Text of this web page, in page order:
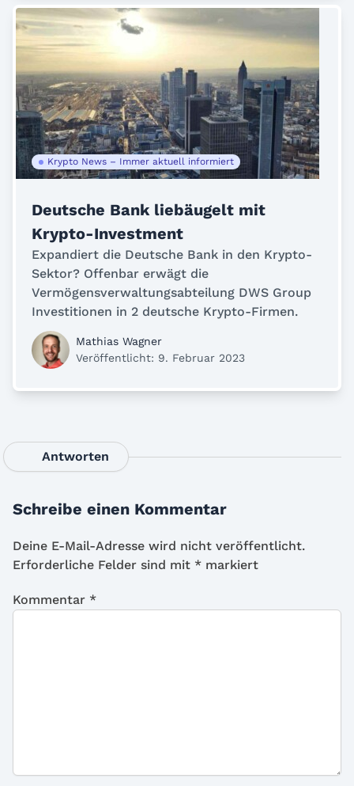
Krypto News – Immer aktuell informiert
Deutsche Bank liebäugelt mit
Krypto-Investment
Expandiert die Deutsche Bank in den Krypto-
Sektor? Offenbar erwägt die
Vermögensverwaltungsabteilung DWS Group
Investitionen in 2 deutsche Krypto-Firmen.
Mathias Wagner
Veröffentlicht: 9. Februar 2023
Antworten
Schreibe einen Kommentar
Deine E-Mail-Adresse wird nicht veröffentlicht.
Erforderliche Felder sind mit * markiert
Kommentar *